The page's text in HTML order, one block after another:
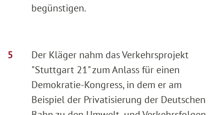
begünstigen.
Der Kläger nahm das Verkehrsprojekt
"Stuttgart 21" zum Anlass für einen
Demokratie-Kongress, in dem er am
Beispiel der Privatisierung der Deutschen